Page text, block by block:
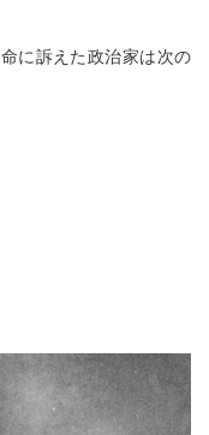
に訴えた政治家は次の